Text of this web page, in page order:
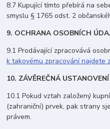
8.7 Kupující tímto přebírá na
smyslu § 1765 odst. 2
9. OCHRANA OSOBNÍCH
9.1 Prodávající zpracovává
k takovému zpracování najdete
10. ZÁVĚREČNÁ USTANOVENÍ
10.1 Pokud vztah založený
(zahraniční) prvek, pak strany
právem.